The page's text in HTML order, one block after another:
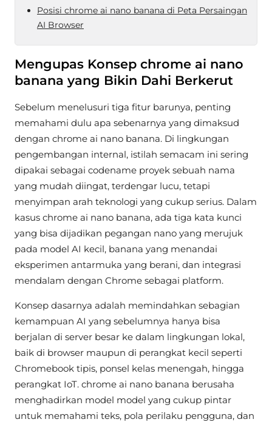
Posisi chrome ai nano banana di Peta Persaingan
AI Browser
Mengupas Konsep chrome ai nano
banana yang Bikin Dahi Berkerut
Sebelum menelusuri tiga fitur barunya, penting
memahami dulu apa sebenarnya yang dimaksud
dengan chrome ai nano banana. Di lingkungan
pengembangan internal, istilah semacam ini sering
dipakai sebagai codename proyek sebuah nama
yang mudah diingat, terdengar lucu, tetapi
menyimpan arah teknologi yang cukup serius. Dalam
kasus chrome ai nano banana, ada tiga kata kunci
yang bisa dijadikan pegangan nano yang merujuk
pada model AI kecil, banana yang menandai
eksperimen antarmuka yang berani, dan integrasi
mendalam dengan Chrome sebagai platform.
Konsep dasarnya adalah memindahkan sebagian
kemampuan AI yang sebelumnya hanya bisa
berjalan di server besar ke dalam lingkungan lokal,
baik di browser maupun di perangkat kecil seperti
Chromebook tipis, ponsel kelas menengah, hingga
perangkat IoT. chrome ai nano banana berusaha
menghadirkan model model yang cukup pintar
untuk memahami teks, pola perilaku pengguna, dan